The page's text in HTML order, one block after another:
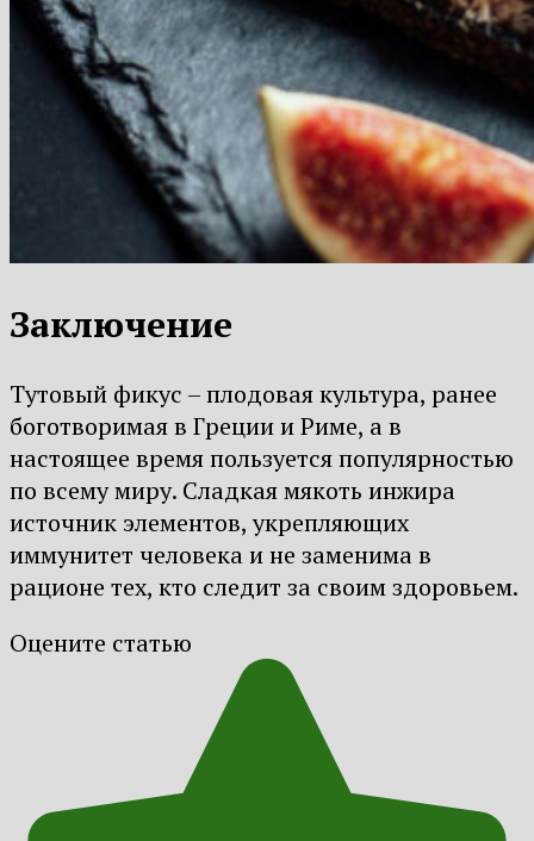
Заключение
Тутовый фикус – плодовая культура, ранее
боготворимая в Греции и Риме, а в
настоящее время пользуется популярностью
по всему миру. Сладкая мякоть инжира
источник элементов, укрепляющих
иммунитет человека и не заменима в
рационе тех, кто следит за своим здоровьем.
Оцените статью